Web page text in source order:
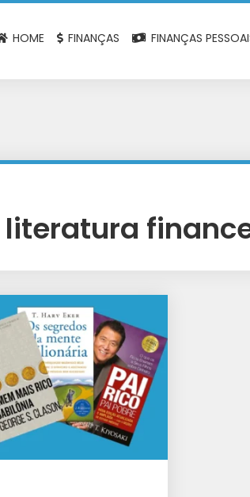
HOME FINANÇAS FINANÇAS
literatura